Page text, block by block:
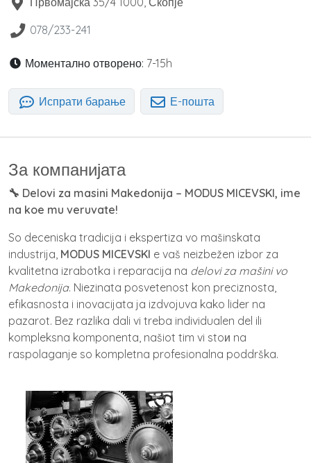
078/233-241
Моментално отворено: 7-15h
Испрати барање Е-пошта
За компанијата
🔧 Delovi za masini Makedonija – MODUS MICEVSKI, ime
na koe mu veruvate!
So deceniska tradicija i ekspertiza vo mašinskata
industrija, MODUS MICEVSKI e vaš neizbežen izbor za
kvalitetna izrabotka i reparacija na delovi za mašini vo
Makedonija. Niezinata posvetenost kon preciznosta,
efikasnosta i inovacijata ja izdvojuva kako lider na
pazarot. Bez razlika dali vi treba individualen del ili
kompleksna komponenta, našiot tim vi stoи na
raspolaganje so kompletna profesionalna poddrška.